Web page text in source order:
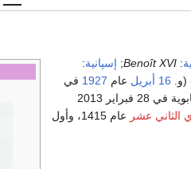
:
Benoît XVI
; إسپانية:
16 أبريل عام 1927 في
منذ 480 عاماً. استقال من البابوية في 28 فبراير 2013
الثاني عشر
عام 1415، وأول